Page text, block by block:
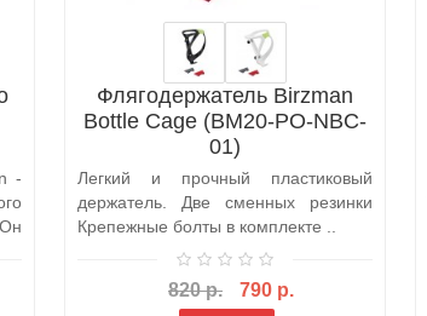
-
Флягодержатель Birzman
Bottle Cage (BM20-PO-NBC-
01)
Легкий и прочный пластиковый
держатель. Две сменных резинки
Крепежные болты в комплекте ..
820 р. 790 р.